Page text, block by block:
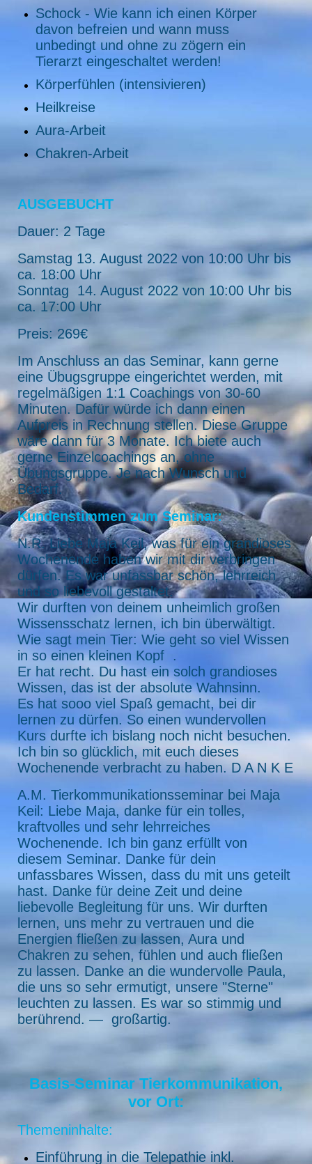
Schock - Wie kann ich einen Körper
davon befreien und wann muss
unbedingt und ohne zu zögern ein
Tierarzt eingeschaltet werden!
Körperfühlen (intensivieren)
Heilkreise
Aura-Arbeit
Chakren-Arbeit
AUSGEBUCHT
Dauer: 2 Tage
Samstag 13. August 2022 von 10:00 Uhr bis
ca. 18:00 Uhr
Sonntag 14. August 2022 von 10:00 Uhr bis
ca. 17:00 Uhr
Preis: 269€
Im Anschluss an das Seminar, kann gerne
eine Übugsgruppe eingerichtet werden, mit
regelmäßigen 1:1 Coachings von 30-60
Minuten. Dafür würde ich dann einen
Aufpreis in Rechnung stellen. Diese Gruppe
wäre dann für 3 Monate. Ich biete auch
gerne Einzelcoachings an, ohne
Übungsgruppe. Je nach Wunsch und
Bedarf.
Kundenstimmen zum Seminar:
N.R. Liebe Maja Keil, was für ein grandioses
Wochenende haben wir mit dir verbringen
dürfen. Es war unfassbar schön, lehrreich
und so liebevoll gestaltet.
Wir durften von deinem unheimlich großen
Wissensschatz lernen, ich bin überwältigt.
Wie sagt mein Tier: Wie geht so viel Wissen
in so einen kleinen Kopf .
Er hat recht. Du hast ein solch grandioses
Wissen, das ist der absolute Wahnsinn.
Es hat sooo viel Spaß gemacht, bei dir
lernen zu dürfen. So einen wundervollen
Kurs durfte ich bislang noch nicht besuchen.
Ich bin so glücklich, mit euch dieses
Wochenende verbracht zu haben. D A N K E
A.M. Tierkommunikationsseminar bei Maja
Keil: Liebe Maja, danke für ein tolles,
kraftvolles und sehr lehrreiches
Wochenende. Ich bin ganz erfüllt von
diesem Seminar. Danke für dein
unfassbares Wissen, dass du mit uns geteilt
hast. Danke für deine Zeit und deine
liebevolle Begleitung für uns. Wir durften
lernen, uns mehr zu vertrauen und die
Energien fließen zu lassen, Aura und
Chakren zu sehen, fühlen und auch fließen
zu lassen. Danke an die wundervolle Paula,
die uns so sehr ermutigt, unsere "Sterne"
leuchten zu lassen. Es war so stimmig und
berührend. — großartig.
Basis-Seminar Tierkommunikation,
vor Ort:
Themeninhalte:
Einführung in die Telepathie inkl.